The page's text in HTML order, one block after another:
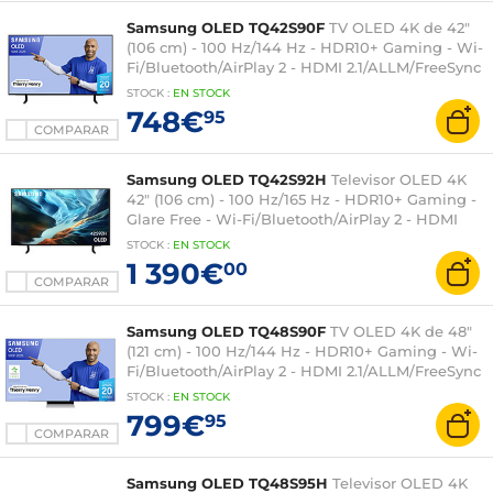
COMPARAR
Samsung OLED TQ42S90F TV OLED 4K de 42"
(106 cm) - 100 Hz/144 Hz - HDR10+ Gaming - Wi-
Fi/Bluetooth/AirPlay 2 - HDMI 2.1/ALLM/FreeSync
Premium - Sonido 2.0 20W - Dolby Atmos
STOCK : EN STOCK
748€95
COMPARAR
Samsung OLED TQ42S92H Televisor OLED 4K
42" (106 cm) - 100 Hz/165 Hz - HDR10+ Gaming -
Glare Free - Wi-Fi/Bluetooth/AirPlay 2 - HDMI
2.1/ALLM/FreeSync Premium - Sonido 2.0 20W -
STOCK : EN STOCK
1 390€00
COMPARAR
Samsung OLED TQ48S90F TV OLED 4K de 48"
(121 cm) - 100 Hz/144 Hz - HDR10+ Gaming - Wi-
Fi/Bluetooth/AirPlay 2 - HDMI 2.1/ALLM/FreeSync
Premium - Sonido 2.1 40W - Dolby Atmos
STOCK : EN STOCK
799€95
Samsung OLED TQ48S95H Televisor OLED 4K